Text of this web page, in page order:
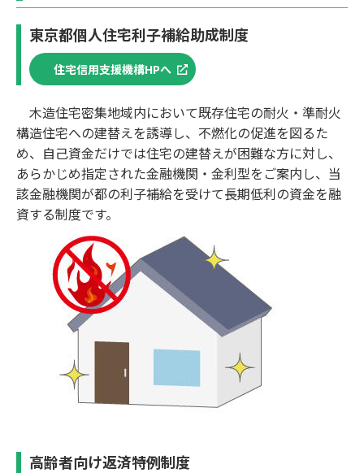
東京都個⼈住宅利⼦補給助成制度
住宅信用支援機構HPへ
⽊造住宅密集地域内において既存住宅の耐⽕・準耐⽕
構造住宅への建替えを誘導し、不燃化の促進を図るた
め、⾃⼰資⾦だけでは住宅の建替えが困難な⽅に対し、
あらかじめ指定された⾦融機関・⾦利型をご案内し、当
該⾦融機関が都の利⼦補給を受けて⻑期低利の資⾦を融
資する制度です。
⾼齢者向け返済特例制度